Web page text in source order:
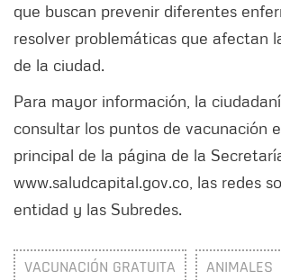
que buscan prevenir diferentes
resolver problemáticas que afectan
de la ciudad.
Para mayor información, la
consultar los puntos de vacunación
principal de la página de la
www.saludcapital.gov.co, las redes
entidad y las Subredes.
VACUNACIÓN GRATUITA ANIMALES